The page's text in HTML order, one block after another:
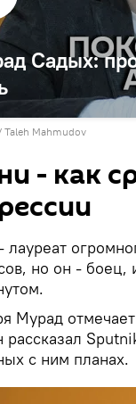
Садых:
Mahmudov
- как
лауреат
но он - боец,
Мурад
рассказал
с ним планах.